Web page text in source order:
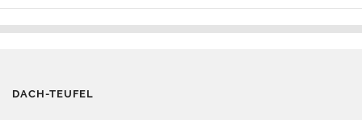
DACH-TEUFEL